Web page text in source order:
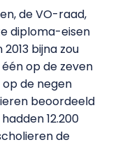
de VO-raad,
diploma-eisen
bijna zou
op de zeven
de negen
beoordeeld
12.200
de